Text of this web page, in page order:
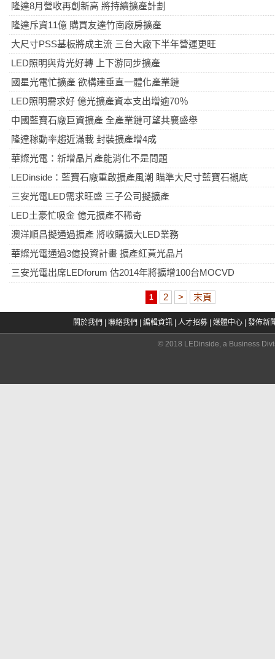
隆達8月營收再創新高 將持續擴產計劃
隆達斥資11億 購買友達竹南廠房擴產
大尺寸PSS基板將成主流 三台大廠下半年營運更旺
LED照明與背光好轉 上下游同步擴產
國星光電忙擴產 欲構建垂直一體化產業鏈
LED照明需求好 億光擴產資本支出增逾70％
中國藍寶石廠巨資擴產 全產業鏈可望共襄盛舉
隆達稼動率趨近滿載 封裝擴產增4成
華燦光電：新增晶片產能消化不是問題
LEDinside：藍寶石廠重啟擴產風潮 瞄準大尺寸藍寶石襯底
三安光電LED需求旺盛 三子公司擬擴產
LED土豪忙吸金 億元擴產不稀奇
澳洋順昌擬通過擴產 將收購擴大LED業務
華燦光電通過3億投資計畫 擴產紅黃光晶片
三安光電出席LEDforum 估2014年將擴增100台MOCVD
1 2 > 末頁
關於我們 聯絡我們 編輯資訊 人才招募 媒體中心 發佈新
© 2018 LEDinside, a Business